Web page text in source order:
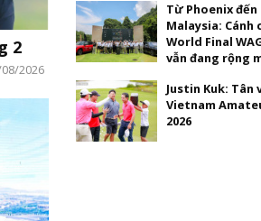
2
2026
Từ Phoenix đến
Malaysia: Cánh
World Final
vẫn đang rộng
Justin Kuk: Tân
Vietnam
2026